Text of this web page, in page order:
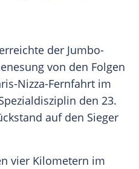
erreichte der Jumbo-
von den Folgen
Nizza-Fernfahrt im
den 23.
auf den Sieger
vier Kilometern im